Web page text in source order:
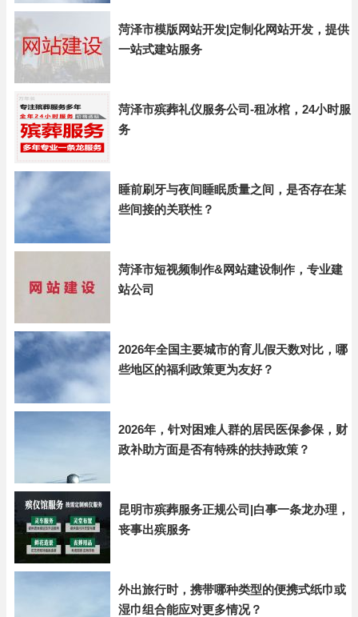
菏泽市模版网站开发|定制化网站开发，提供
一站式建站服务
菏泽市殡葬礼仪服务公司-租冰棺，24小时服
务
睡前刷牙与夜间睡眠质量之间，是否存在某
些间接的关联性？
菏泽市短视频制作&网站建设制作，专业建
站公司
2026年全国主要城市的育儿假天数对比，哪
些地区的福利政策更为友好？
2026年，针对困难人群的居民医保参保，财
政补助方面是否有特殊的扶持政策？
昆明市殡葬服务正规公司|白事一条龙办理，
丧事出殡服务
外出旅行时，携带哪种类型的便携式纸巾或
湿巾组合能应对更多情况？